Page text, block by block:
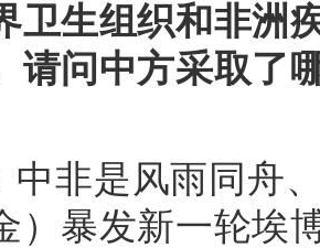
卫生组织和非洲
请问中方采取了
中非是风雨同舟
）暴发新一轮埃